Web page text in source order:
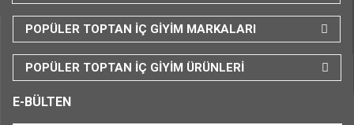
POPÜLER TOPTAN İÇ GİYİM MARKALARI
POPÜLER TOPTAN İÇ GİYİM ÜRÜNLERİ
E-BÜLTEN